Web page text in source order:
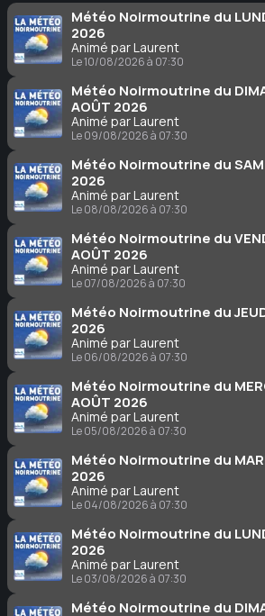
Météo Noirmoutrine du
2026
Animé par Laurent
Le 10/08/2026 à 07:30
Météo Noirmoutrine du
AOÛT 2026
Animé par Laurent
Le 09/08/2026 à 07:30
Météo Noirmoutrine du
2026
Animé par Laurent
Le 08/08/2026 à 07:30
Météo Noirmoutrine du
AOÛT 2026
Animé par Laurent
Le 07/08/2026 à 07:30
Météo Noirmoutrine du
2026
Animé par Laurent
Le 06/08/2026 à 07:30
Météo Noirmoutrine du
AOÛT 2026
Animé par Laurent
Le 05/08/2026 à 07:30
Météo Noirmoutrine du
2026
Animé par Laurent
Le 04/08/2026 à 07:30
Météo Noirmoutrine du
2026
Animé par Laurent
Le 03/08/2026 à 07:30
Météo Noirmoutrine du